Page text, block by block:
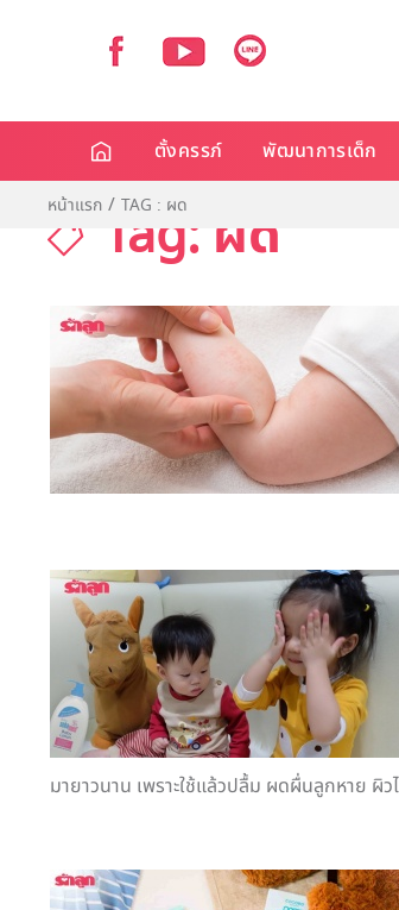
ตั้งครรภ์ พัฒนาการเด็ก
หน้าแรก TAG : ผด
Tag: ผด
มายาวนาน เพราะใช้แล้วปลื้ม ผดผื่นลูกหาย ผิว